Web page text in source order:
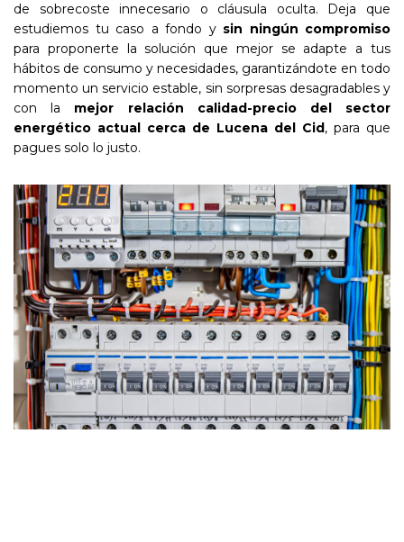
de sobrecoste innecesario o cláusula oculta. Deja que
estudiemos tu caso a fondo y sin ningún compromiso
para proponerte la solución que mejor se adapte a tus
hábitos de consumo y necesidades, garantizándote en todo
momento un servicio estable, sin sorpresas desagradables y
con la mejor relación calidad-precio del sector
energético actual cerca de Lucena del Cid, para que
pagues solo lo justo.